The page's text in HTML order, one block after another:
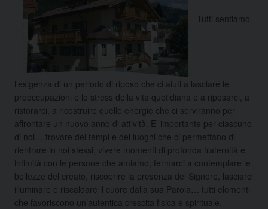
Tutti sentiamo
l’esigenza di un periodo di riposo che ci aiuti a lasciare le
preoccupazioni e lo stress della vita quotidiana e a riposarci, a
ristorarci, a ricostruire quelle energie che ci serviranno per
affrontare un nuovo anno di attività. E’ importante per ciascuno
di noi…
trovare dei tempi e dei luoghi che ci permettano di
rientrare in noi stessi, vivere momenti di profonda fraternità e
intimità con le persone che amiamo, fermarci a contemplare le
bellezze del creato, riscoprire la presenza del Signore, lasciarci
illuminare e riscaldare il cuore dalla sua Parola… tutti elementi
che favoriscono un’autentica crescita fisica e spirituale.